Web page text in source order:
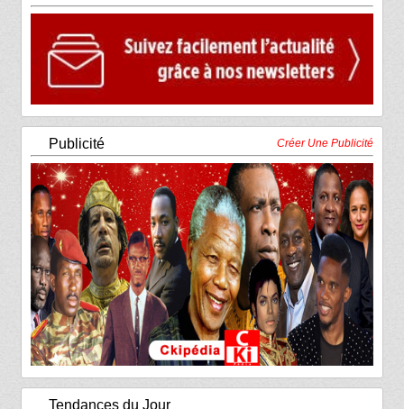
Publicité Créer Une Publicité
Tendances du Jour